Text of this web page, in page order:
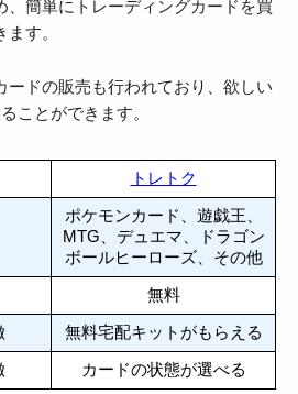
、簡単にトレーディングカードを買
す。
ードの販売も行われており、欲しい
ことができます。
トレトク
ポケモンカード、遊戯王、
MTG、デュエマ、ドラゴン
ボールヒーローズ、その他
無料
無料宅配キットがもらえる
カードの状態が選べる